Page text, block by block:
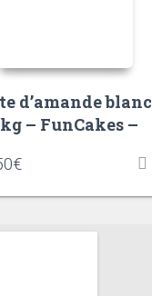
d’amande blanc
– FunCakes –
€